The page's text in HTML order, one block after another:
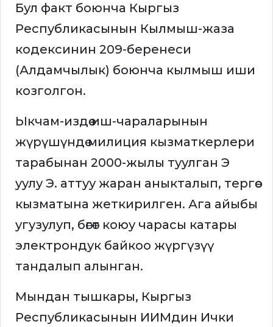
Бул факт боюнча Кыргыз
Республикасынын Кылмыш-жаза
кодексинин 209-беренеси
(Алдамчылык) боюнча кылмыш иши
козголгон.
Ыкчам-издөө иш-чараларынын
жүрүшүндө милиция кызматкерлери
тарабынан 2000-жылы туулган Э
уулу Э. аттуу жаран аныкталып, тергөө
кызматына жеткирилген. Ага айыбы
угузулуп, бөгөт коюу чарасы катары
электрондук байкоо жүргүзүү
тандалып алынган.
Мындан тышкары, Кыргыз
Республикасынын ИИМдин Ички